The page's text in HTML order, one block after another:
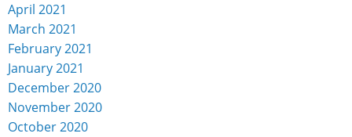
April 2021
March 2021
February 2021
January 2021
December 2020
November 2020
October 2020